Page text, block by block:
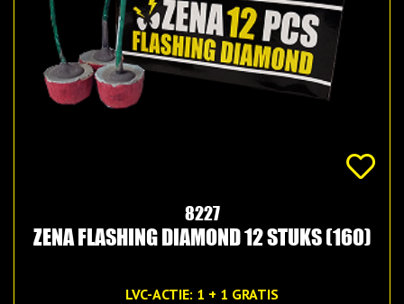
8227
ZENA FLASHING DIAMOND 12 STUKS (160)
LVC-ACTIE: 1 + 1 GRATIS